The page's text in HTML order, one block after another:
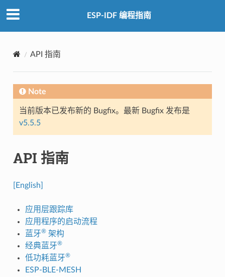
ESP-IDF 编程指南
API 指南
Note
当前版本已发布新的 Bugfix。最新 Bugfix 发布是
v5.5.5
API 指南
[English]
应用层跟踪库
应用程序的启动流程
蓝牙®架构
经典蓝牙®
低功耗蓝牙®
ESP-BLE-MESH